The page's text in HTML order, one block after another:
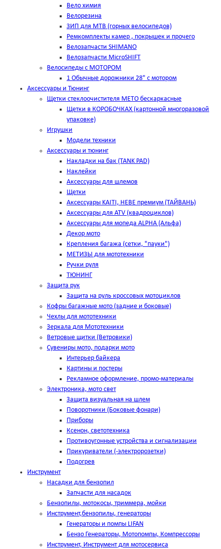
Вело химия
Велорезина
ЗИП для MTB (горных велосипедов)
Ремкомплекты камер , покрышек и прочего
Велозапчасти SHIMANO
Велозапчасти MicroSHIFT
Велосипеды с МОТОРОМ
1 Обычные дорожники 28" с мотором
Аксессуары и Тюнинг
Щетки стеклоочистителя METO бескаркасные
Щетки в КОРОБОЧКАХ (картонной многоразовой
упаковке)
Игрушки
Модели техники
Аксессуары и тюнинг
Накладки на бак (TANK PAD)
Наклейки
Аксессуары для шлемов
Щетки
Аксессуары KAITI, HEBE премиум (ТАЙВАНЬ)
Аксессуары для ATV (квадроциклов)
Аксессуары для мопеда ALPHA (Альфа)
Декор мото
Крепления багажа (сетки, "пауки")
МЕТИЗЫ для мототехники
Ручки руля
ТЮНИНГ
Защита рук
Защита на руль кроссовых мотоциклов
Кофры багажные мото (задние и боковые)
Чехлы для мототехники
Зеркала для Мототехники
Ветровые щитки (Ветровики)
Сувениры мото, подарки мото
Интерьер байкера
Картины и постеры
Рекламное оформление, промо-материалы
Электроника, мото свет
Защита визуальная на шлем
Поворотники (Боковые фонари)
Приборы
Ксенон, светотехника
Противоугонные устройства и сигнализации
Прикуриватели (-электророзетки)
Подогрев
Инструмент
Насадки для бензопил
Запчасти для насадок
Бензопилы, мотокосы, триммера, мойки
Инструмент,бензопилы, генераторы
Генераторы и помпы LIFAN
Бензо Генераторы, Мотопомпы, Компрессоры
Инструмент, Инструмент для мотосервиса